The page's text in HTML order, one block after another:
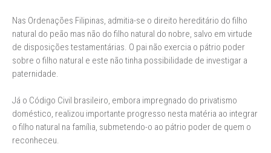
Nas Ordenações Filipinas, admitia-se o direito hereditário do filho
natural do peão mas não do filho natural do nobre, salvo em virtude
de disposições testamentárias. O pai não exercia o pátrio poder
sobre o filho natural e este não tinha possibilidade de investigar a
paternidade.
Já o Código Civil brasileiro, embora impregnado do privatismo
doméstico, realizou importante progresso nesta matéria ao integrar
o filho natural na família, submetendo-o ao pátrio poder de quem o
reconheceu.